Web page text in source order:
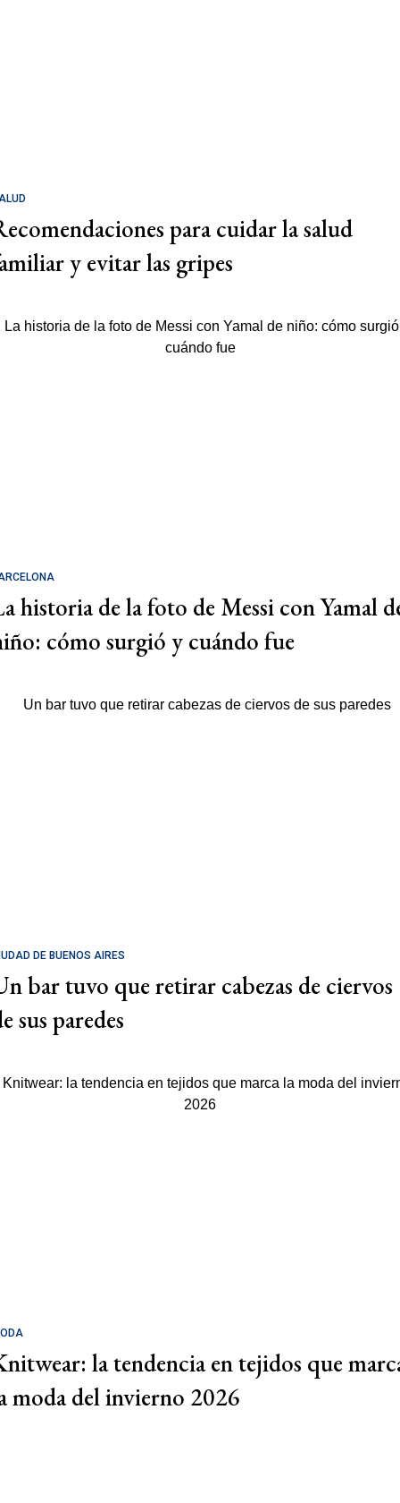
para cuidar la salud
y evitar las gripes
historia de la foto de Messi con Yamal
cómo surgió y cuándo fue
DE BUENOS AIRES
bar tuvo que retirar cabezas de ciervos
sus paredes
la tendencia en tejidos que
moda del invierno 2026